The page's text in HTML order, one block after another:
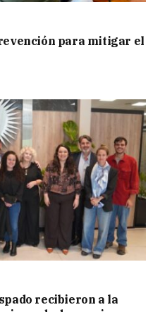
para mitigar el
recibieron a la